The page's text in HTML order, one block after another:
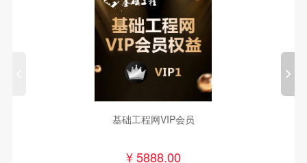
基础工程网VIP会员
¥5888.00